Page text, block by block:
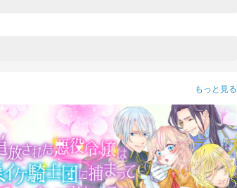
もっと見る